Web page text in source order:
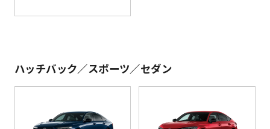
ハッチバック／スポーツ／セダン